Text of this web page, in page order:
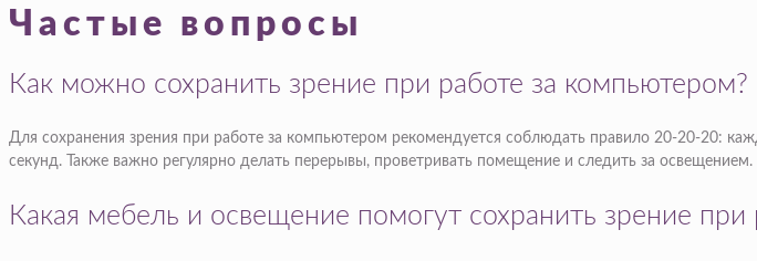
Частые вопросы
Как можно сохранить зрение при работе за компьютером?
Для сохранения зрения при работе за компьютером рекомендуется соблюдать правило 20-20-20:
секунд. Также важно регулярно делать перерывы, проветривать помещение и следить за освещением.
Какая мебель и освещение помогут сохранить зрение